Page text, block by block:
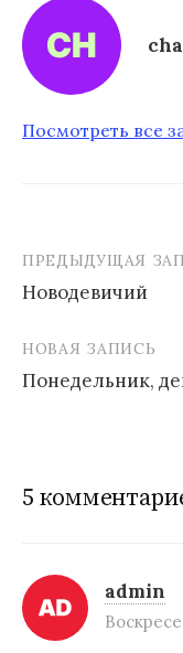
Посмотреть все
а
г
и
я
ПРЕДЫДУЩАЯ
Новодевичий
НОВАЯ ЗАПИСЬ
Понедельник,
5
admin